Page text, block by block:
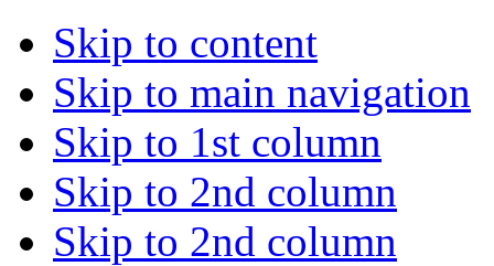
Skip to content
Skip to main navigation
Skip to 1st column
Skip to 2nd column
Skip to 2nd column